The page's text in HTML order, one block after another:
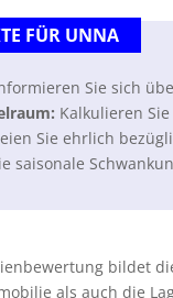
FÜR UNNA
Sie sich
Kalkulieren
Sie ehrlich
saisonale
bildet
als auch die